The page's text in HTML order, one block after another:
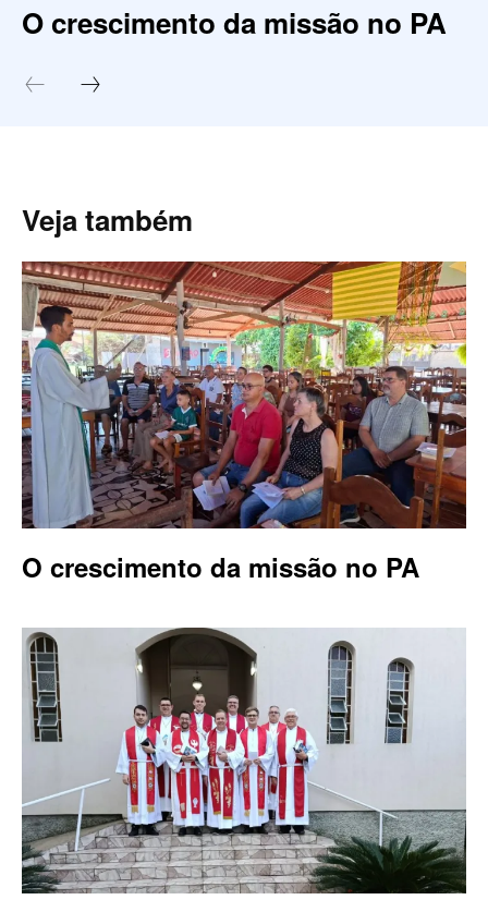
O crescimento da missão no PA
Veja também
O crescimento da missão no PA